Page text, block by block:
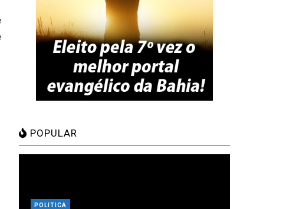
POPULAR
POLITICA